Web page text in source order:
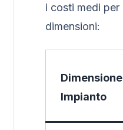
i costi medi
dimensioni:
Dimensione
Impianto